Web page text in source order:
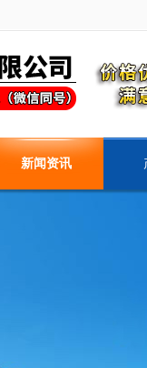
新闻资讯